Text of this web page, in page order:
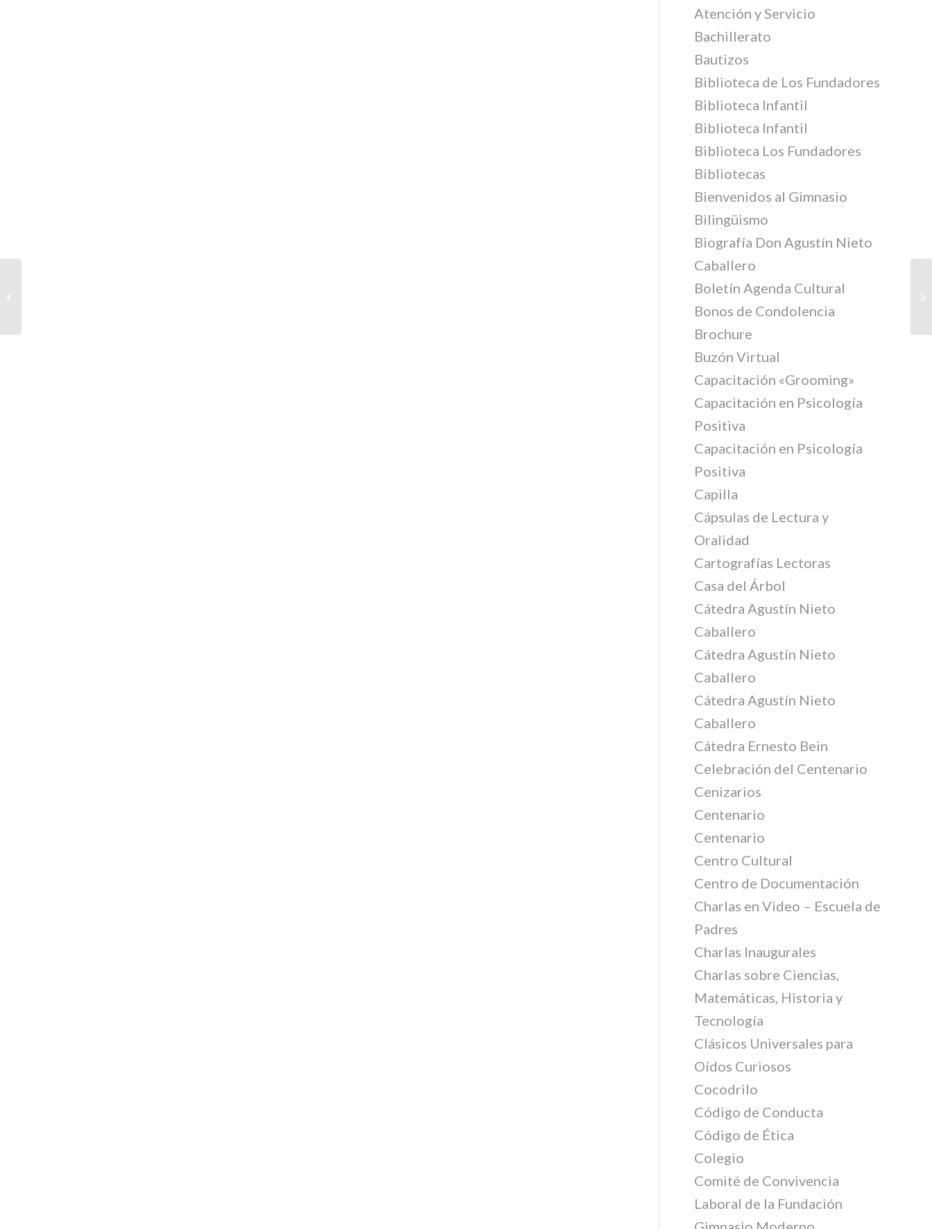
Atención y Servicio
Bachillerato
Bautizos
Biblioteca de Los Fundadores
Biblioteca Infantil
Biblioteca Infantil
Biblioteca Los Fundadores
Bibliotecas
Bienvenidos al Gimnasio
Bilingüismo
Biografía Don Agustín Nieto
Caballero
Boletín Agenda Cultural
Bonos de Condolencia
Brochure
Buzón Virtual
Capacitación «Grooming»
Capacitación en Psicología
Positiva
Capacitación en Psicología
Positiva
Capilla
Cápsulas de Lectura y
Oralidad
Cartografías Lectoras
Casa del Árbol
Cátedra Agustín Nieto
Caballero
Cátedra Agustín Nieto
Caballero
Cátedra Agustín Nieto
Caballero
Cátedra Ernesto Bein
Celebración del Centenario
Cenizarios
Centenario
Centenario
Centro Cultural
Centro de Documentación
Charlas en Video – Escuela de
Padres
Charlas Inaugurales
Charlas sobre Ciencias,
Matemáticas, Historia y
Tecnología
Clásicos Universales para
Oídos Curiosos
Cocodrilo
Código de Conducta
Código de Ética
Colegio
Comité de Convivencia
Laboral de la Fundación